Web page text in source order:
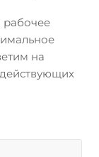
рабочее
на